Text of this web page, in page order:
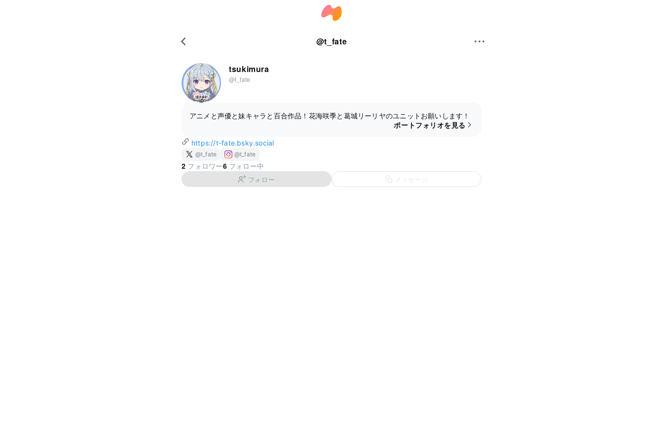
@t_fate
tsukimura
@t_fate
アニメと声優と妹キャラと百合作品！花海咲季と葛城リーリヤのユニットお願いします！
ポートフォリオを見る
https://t-fate.bsky.social
@t_fate @t_fate
2 フォロワー6 フォロー中
フォロー メッセージ